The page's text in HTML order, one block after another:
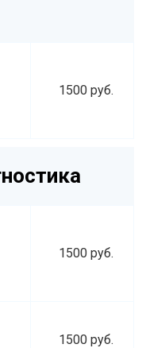
1500 руб.
1500 руб.
1500 руб.